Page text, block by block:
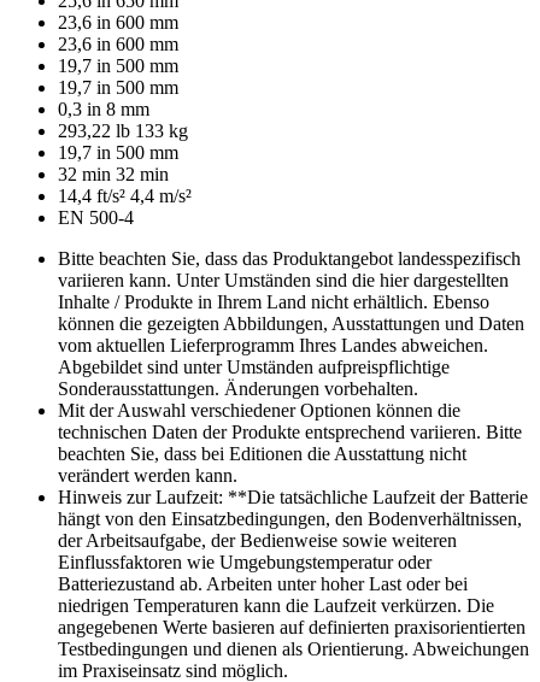
23,6 in 600 mm
23,6 in 600 mm
19,7 in 500 mm
19,7 in 500 mm
0,3 in 8 mm
293,22 lb 133 kg
19,7 in 500 mm
32 min 32 min
14,4 ft/s² 4,4 m/s²
EN 500-4
Bitte beachten Sie, dass das Produktangebot landesspezifisch
variieren kann. Unter Umständen sind die hier dargestellten
Inhalte / Produkte in Ihrem Land nicht erhältlich. Ebenso
können die gezeigten Abbildungen, Ausstattungen und Daten
vom aktuellen Lieferprogramm Ihres Landes abweichen.
Abgebildet sind unter Umständen aufpreispflichtige
Sonderausstattungen. Änderungen vorbehalten.
Mit der Auswahl verschiedener Optionen können die
technischen Daten der Produkte entsprechend variieren. Bitte
beachten Sie, dass bei Editionen die Ausstattung nicht
verändert werden kann.
Hinweis zur Laufzeit: **Die tatsächliche Laufzeit der Batterie
hängt von den Einsatzbedingungen, den Bodenverhältnissen,
der Arbeitsaufgabe, der Bedienweise sowie weiteren
Einflussfaktoren wie Umgebungstemperatur oder
Batteriezustand ab. Arbeiten unter hoher Last oder bei
niedrigen Temperaturen kann die Laufzeit verkürzen. Die
angegebenen Werte basieren auf definierten praxisorientierten
Testbedingungen und dienen als Orientierung. Abweichungen
im Praxiseinsatz sind möglich.